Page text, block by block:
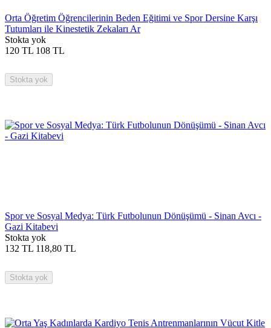
Orta Öğretim Öğrencilerinin Beden Eğitimi ve Spor Dersine Karşı
Tutumları ile Kinestetik Zekaları Ar
Stokta yok
120 TL 108 TL
Stokta yok
Spor ve Sosyal Medya: Türk Futbolunun Dönüşümü - Sinan Avcı -
Gazi Kitabevi
Stokta yok
132 TL 118,80 TL
Stokta yok